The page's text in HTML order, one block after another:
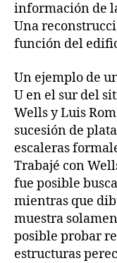
información de
Una
función del
Un ejemplo de
U en el sur del
Wells y Luis
sucesión de
escaleras
Trabajé con
fue posible
mientras que
muestra
posible probar
estructuras